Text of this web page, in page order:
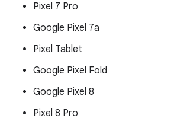
Pixel 7 Pro
Google Pixel 7a
Pixel Tablet
Google Pixel Fold
Google Pixel 8
Pixel 8 Pro